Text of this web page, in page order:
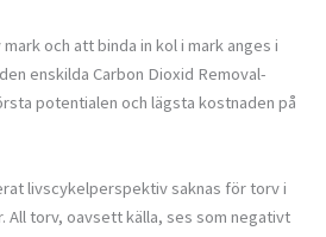
och att binda in kol i mark anges i
enskilda Carbon Dioxid Removal-
potentialen och lägsta kostnaden på
livscykelperspektiv saknas för torv i
All torv, oavsett källa, ses som negativt